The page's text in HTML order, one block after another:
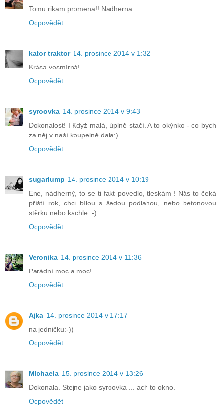
Tomu rikam promena!! Nadherna...
Odpovědět
kator traktor 14. prosince 2014 v 1:32
Krása vesmírná!
Odpovědět
syroovka 14. prosince 2014 v 9:43
Dokonalost! I Když malá, úplně stačí. A to okýnko - co bych
za něj v naší koupelně dala:).
Odpovědět
sugarlump 14. prosince 2014 v 10:19
Ene, nádherný, to se ti fakt povedlo, tleskám ! Nás to čeká
příští rok, chci bílou s šedou podlahou, nebo betonovou
stěrku nebo kachle :-)
Odpovědět
Veronika 14. prosince 2014 v 11:36
Parádní moc a moc!
Odpovědět
Ajka 14. prosince 2014 v 17:17
na jedničku:-))
Odpovědět
Michaela 15. prosince 2014 v 13:26
Dokonala. Stejne jako syroovka ... ach to okno.
Odpovědět